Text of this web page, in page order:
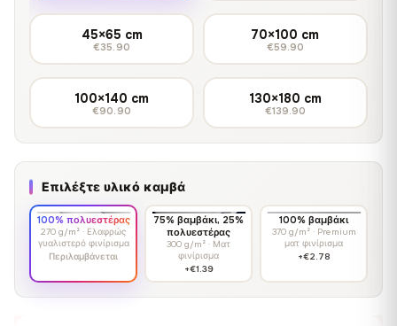
45×65 cm
€35.90
70×100 cm
€59.90
100×140 cm
€90.90
130×180 cm
€139.90
Επιλέξτε υλικό καμβά
100% πολυεστέρας
270 g/m² · Ελαφρώς
γυαλιστερό φινίρισμα
Περιλαμβάνεται
75% βαμβάκι, 25%
πολυεστέρας
300 g/m² · Ματ
φινίρισμα
+€1.39
100% βαμβάκι
370 g/m² · Premium
ματ φινίρισμα
+€2.78